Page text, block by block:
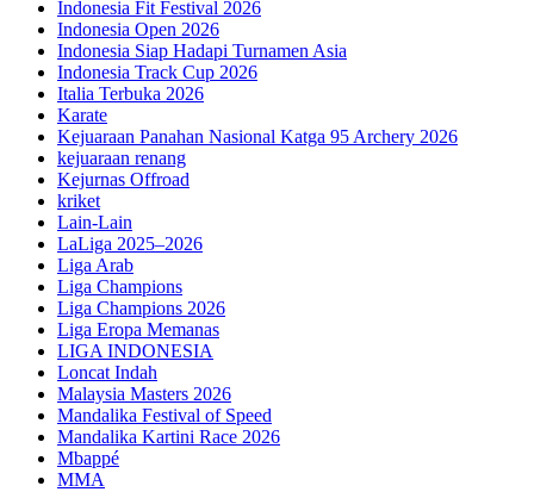
Indonesia Fit Festival 2026
Indonesia Open 2026
Indonesia Siap Hadapi Turnamen Asia
Indonesia Track Cup 2026
Italia Terbuka 2026
Karate
Kejuaraan Panahan Nasional Katga 95 Archery 2026
kejuaraan renang
Kejurnas Offroad
kriket
Lain-Lain
LaLiga 2025–2026
Liga Arab
Liga Champions
Liga Champions 2026
Liga Eropa Memanas
LIGA INDONESIA
Loncat Indah
Malaysia Masters 2026
Mandalika Festival of Speed
Mandalika Kartini Race 2026
Mbappé
MMA